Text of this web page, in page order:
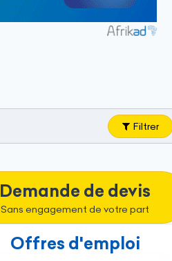
Filtrer
Demande de devis
Sans engagement de votre part
Offres d'emploi